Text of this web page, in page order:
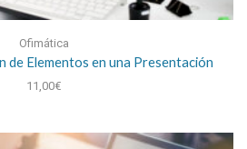
Ofimática
de Elementos en una Presentación
11,00€